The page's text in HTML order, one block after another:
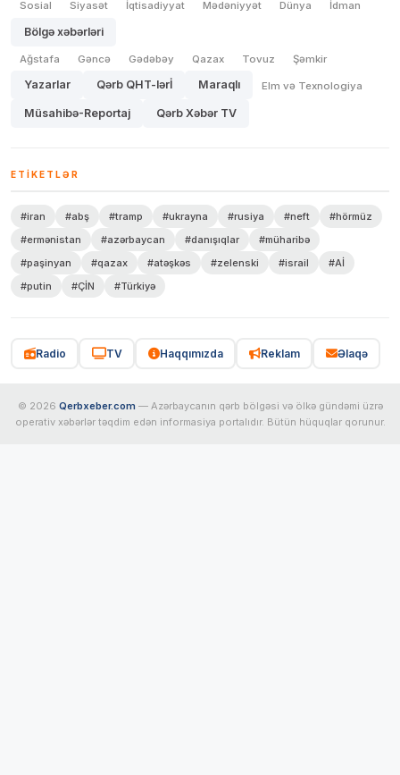
Sosial Siyasət İqtisadiyyat Mədəniyyət Dünya İdman
Bölgə xəbərləri
Ağstafa Gəncə Gədəbəy Qazax Tovuz Şəmkir
Yazarlar Qərb QHT-lərİ Maraqlı Elm və Texnologiya
Müsahibə-Reportaj Qərb Xəbər TV
ETIKETLƏR
#iran #abş #tramp #ukrayna #rusiya #neft
#hörmüz
#ermənistan
#azərbaycan #danışıqlar
#müharibə
#paşinyan
#qazax #atəşkəs #zelenski #israil
#Aİ
#putin
#ÇİN #Türkiyə
Radio TV Haqqımızda Reklam Əlaqə
© 2026 Qerbxeber.com — Azərbaycanın qərb bölgəsi və ölkə gündəmi üzrə
operativ xəbərlər təqdim edən informasiya portalıdır. Bütün hüquqlar qorunur.